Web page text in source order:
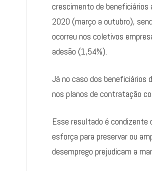
crescimento de
2020 (março a outubro),
ocorreu nos coletivos
adesão (1,54%).
Já no caso dos
nos planos de contratação
Esse resultado é condizente
esforça para preservar ou
desemprego prejudicam a